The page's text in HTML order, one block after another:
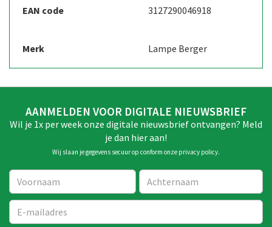
EAN code 3127290046918
Merk Lampe Berger
AANMELDEN VOOR DIGITALE NIEUWSBRIEF
Wil je 1x per week onze digitale nieuwsbrief ontvangen? Meld
je dan hier aan!
Wij slaan je gegevens secuur op conform onze privacy policy.